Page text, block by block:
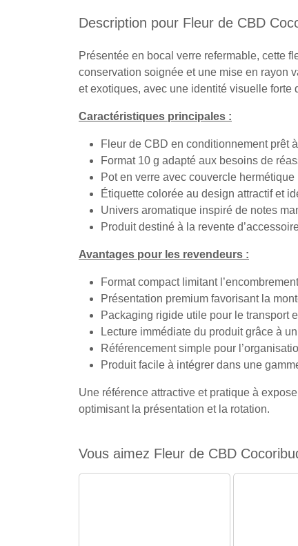
Description pour Fleur de CBD
Présentée en bocal verre refermable, cette
conservation soignée et une mise en rayon
et exotiques, avec une identité visuelle forte
Caractéristiques principales :
Fleur de CBD en conditionnement prêt
Format 10 g adapté aux besoins de
Pot en verre avec couvercle
Étiquette colorée au design attractif et
Univers aromatique inspiré de notes
Produit destiné à la revente
Avantages pour les revendeurs :
Format compact limitant
Présentation premium favorisant la
Packaging rigide utile pour le transport
Lecture immédiate du produit grâce à
Référencement simple pour
Produit facile à intégrer dans une
Une référence attractive et pratique à
optimisant la présentation et la rotation.
Vous aimez Fleur de CBD